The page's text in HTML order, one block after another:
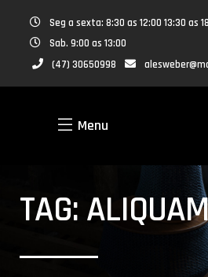
Seg a sexta: 8:30 as 12:00 13:30 as
Sab. 9:00 as 13:00
(47) 30650998
Menu
TAG: